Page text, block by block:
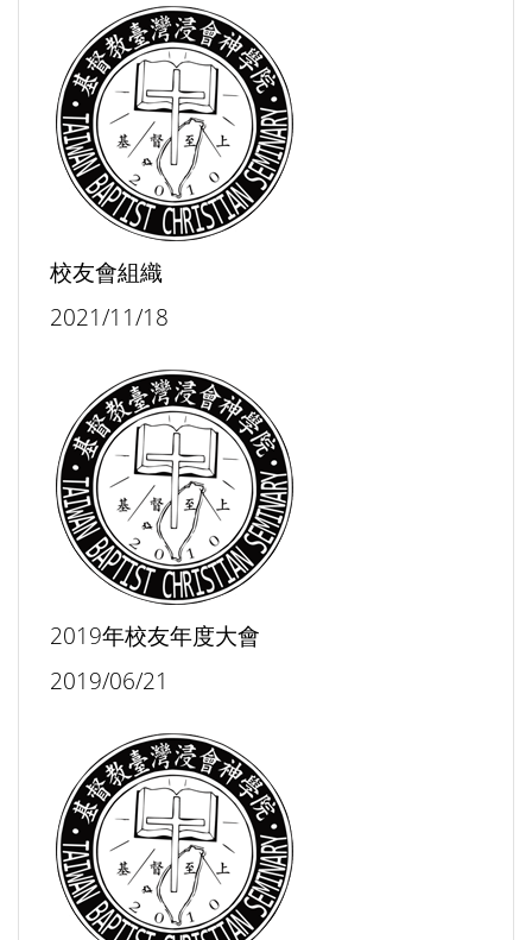
校友會組織
2021/11/18
2019年校友年度大會
2019/06/21